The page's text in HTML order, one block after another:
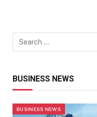
BUSINESS NEWS
BUSINESS NEWS